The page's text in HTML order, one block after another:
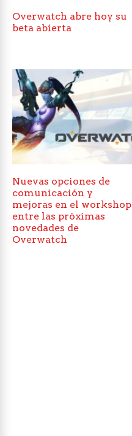
Overwatch abre hoy su
beta abierta
Nuevas opciones de
comunicación y
mejoras en el workshop
entre las próximas
novedades de
Overwatch